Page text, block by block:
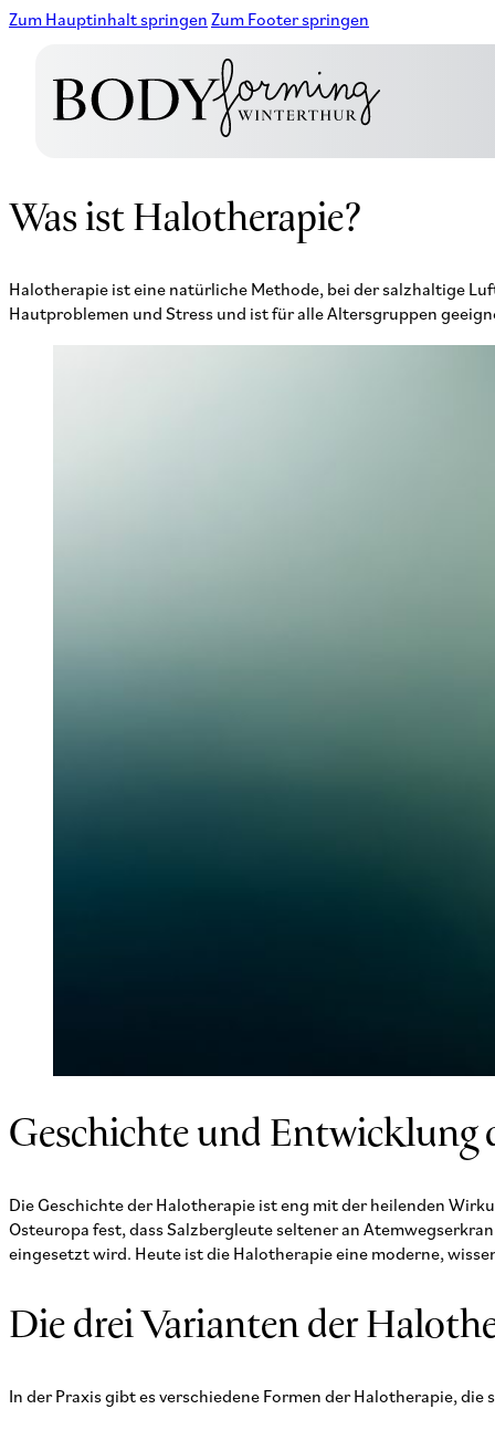
Zum Hauptinhalt springenZum Footer springen
Was ist Halotherapie?
Halotherapie ist eine natürliche Methode, bei der salzhaltige
Hautproblemen und Stress und ist für alle Altersgruppen
Geschichte und Entwicklung
Die Geschichte der Halotherapie ist eng mit der heilenden
Osteuropa fest, dass Salzbergleute seltener an
eingesetzt wird. Heute ist die Halotherapie eine moderne,
Die drei Varianten der
In der Praxis gibt es verschiedene Formen der Halotherapie,